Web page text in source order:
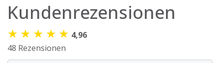
Kundenrezensionen
★ ★ ★ ★ ★ 4,96
48 Rezensionen